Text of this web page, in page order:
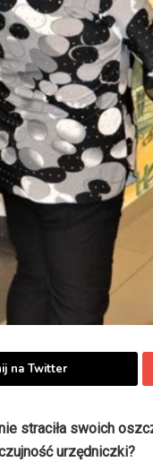
na Twitter
straciła swoich
urzędniczki?